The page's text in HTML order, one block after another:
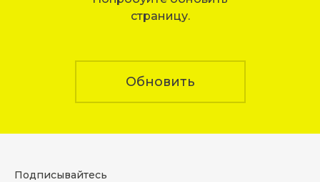
страницу.
Обновить
Подписывайтесь